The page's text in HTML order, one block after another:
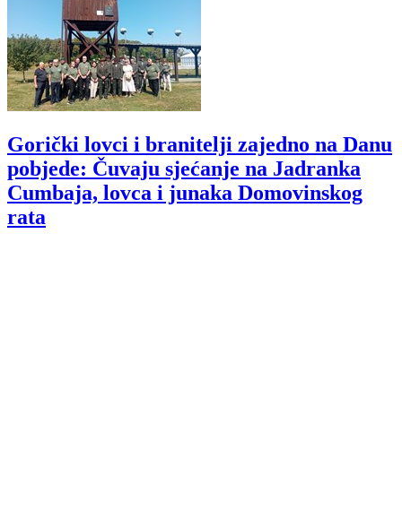
Gorički lovci i branitelji zajedno na Danu
pobjede: Čuvaju sjećanje na Jadranka
Cumbaja, lovca i junaka Domovinskog
rata